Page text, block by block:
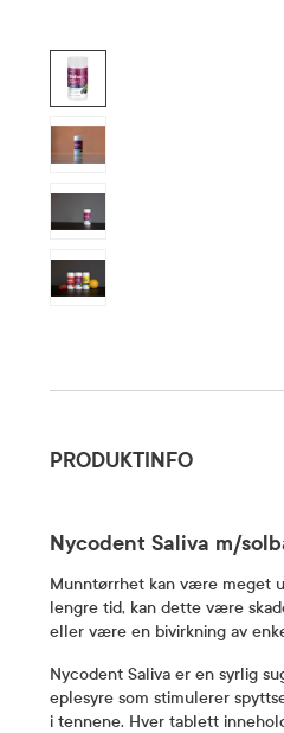
PRODUKTINFO
Nycodent Saliva m/
Munntørrhet kan være meget
lengre tid, kan dette være
eller være en bivirkning av
Nycodent Saliva er en syrlig
eplesyre som stimulerer
i tennene. Hver tablett